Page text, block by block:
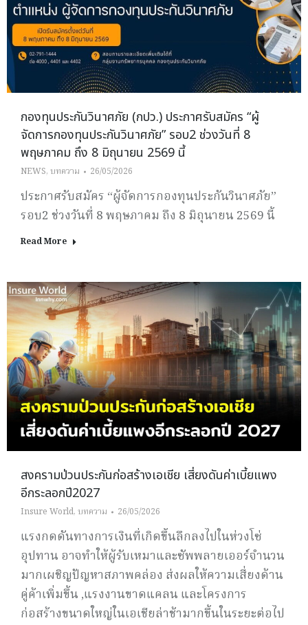
กองทุนประกันวินาศภัย (กปว.) ประกาศรับสมัคร “ผู้
จัดการกองทุนประกันวินาศภัย” รอบ2 ช่วงวันที่ 8
พฤษภาคม ถึง 8 มิถุนายน 2569 นี้
NEWS, บทความ 26/05/2026
ประกาศรับสมัคร “ผู้จัดการกองทุนประกันวินาศภัย”
รอบ2 ช่วงวันที่ 8 พฤษภาคม ถึง 8 มิถุนายน 2569 นี้
Read More
สงครามป่วนประกันก่อสร้างเอเชีย เสี่ยงดันค่าเบี้ยแพง
อีกระลอกปี2027
Insure World, บทความ 26/05/2026
แรงกดดันทางการเงินที่เกิดขึ้นลึกลงไปในห่วงโซ่
อุปทาน อาจทำให้ผู้รับเหมาและซัพพลายเออร์จำนวน
มากเผชิญปัญหาสภาพคล่อง ส่งผลให้ความเสี่ยงด้าน
คู่ค้าเพิ่มขึ้น ,แรงงานขาดแคลน และโครงการ
ก่อสร้างขนาดใหญ่ในเอเชียล่าช้ามากขึ้นในระยะต่อไป